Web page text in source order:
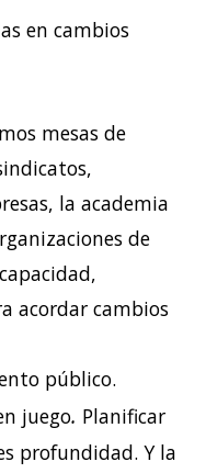
en cambios
mesas de
la academia
de
acordar cambios
público.
juego. Planificar
profundidad. Y la